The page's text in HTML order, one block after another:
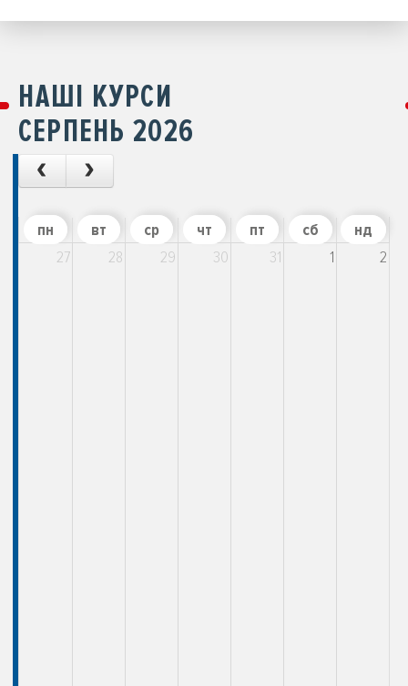
НАШІ КУРСИ
СЕРПЕНЬ 2026
пн вт ср чт пт сб
нд
27
28 29 30 31 1 2